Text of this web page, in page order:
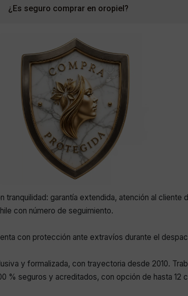
¿Es seguro comprar en oropiel?
tranquilidad: garantía extendida, atención al cliente
con número de seguimiento.
con protección ante extravíos durante el
y formalizada, con trayectoria desde 2010.
% seguros y acreditados, con opción de hasta 12